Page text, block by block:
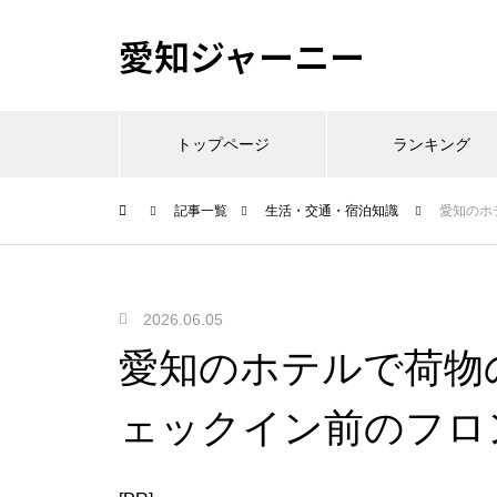
愛知ジャーニー
トップページ ランキング
記事一覧 生活・交通・宿泊知識 愛知のホ
2026.06.05
愛知のホテルで荷
ェックイン前のフ